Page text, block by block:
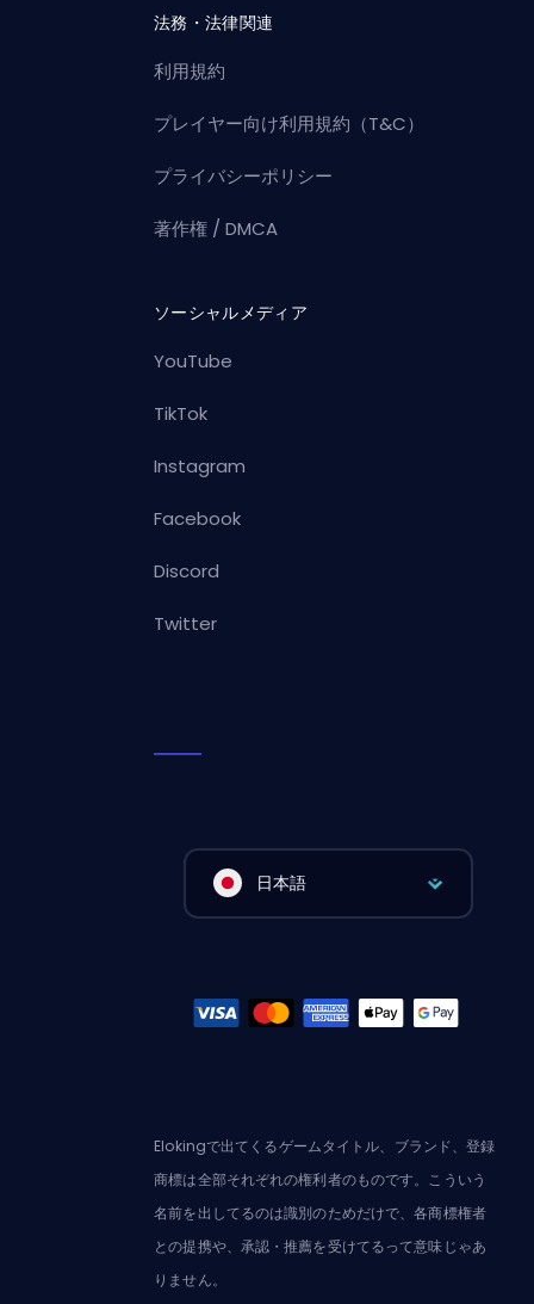
法務・法律関連
利用規約
プレイヤー向け利用規約（T&C）
プライバシーポリシー
著作権 / DMCA
ソーシャルメディア
YouTube
TikTok
Instagram
Facebook
Discord
Twitter
日本語
Elokingで出てくるゲームタイトル、ブランド、登録
商標は全部それぞれの権利者のものです。こういう
名前を出してるのは識別のためだけで、各商標権者
との提携や、承認・推薦を受けてるって意味じゃあ
りません。